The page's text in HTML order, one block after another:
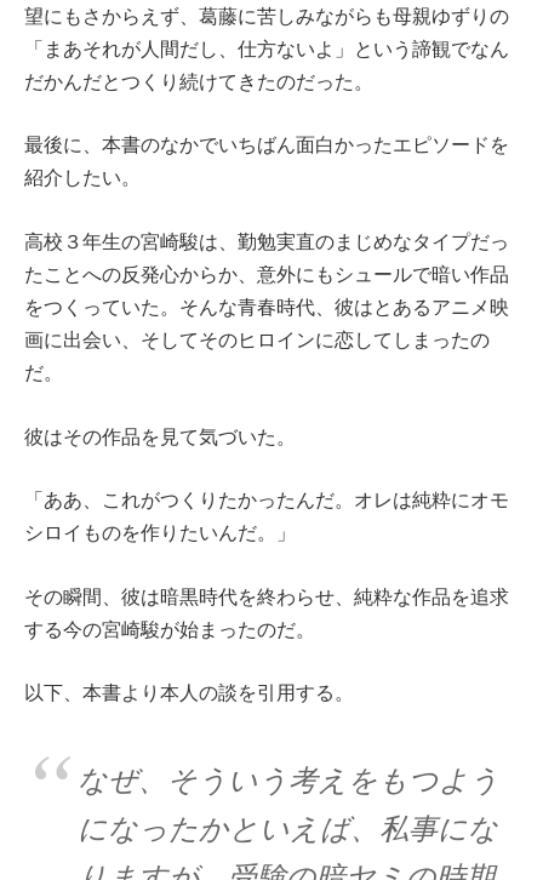
望にもさからえず、葛藤に苦しみながらも母親ゆずりの
「まあそれが人間だし、仕方ないよ」という諦観でなん
だかんだとつくり続けてきたのだった。
最後に、本書のなかでいちばん面白かったエピソードを
紹介したい。
高校３年生の宮崎駿は、勤勉実直のまじめなタイプだっ
たことへの反発心からか、意外にもシュールで暗い作品
をつくっていた。そんな青春時代、彼はとあるアニメ映
画に出会い、そしてそのヒロインに恋してしまったの
だ。
彼はその作品を見て気づいた。
「ああ、これがつくりたかったんだ。オレは純粋にオモ
シロイものを作りたいんだ。」
その瞬間、彼は暗黒時代を終わらせ、純粋な作品を追求
する今の宮崎駿が始まったのだ。
以下、本書より本人の談を引用する。
なぜ、そういう考えをもつよう
になったかといえば、私事にな